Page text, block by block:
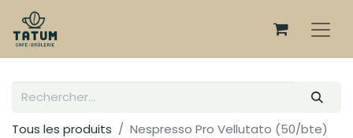
Tous les produits Nespresso Pro Vellutato (50/bte)